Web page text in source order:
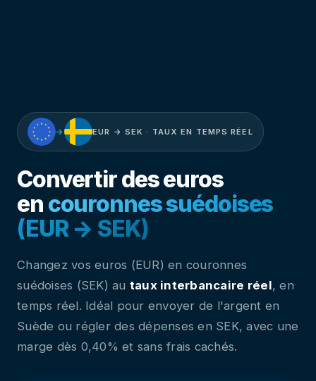
→ EUR → SEK · TAUX EN TEMPS RÉEL
Convertir des euros
en couronnes suédoises
(EUR → SEK)
Changez vos euros (EUR) en couronnes
suédoises (SEK) au taux interbancaire réel, en
temps réel. Idéal pour envoyer de l'argent en
Suède ou régler des dépenses en SEK, avec une
marge dès 0,40% et sans frais cachés.